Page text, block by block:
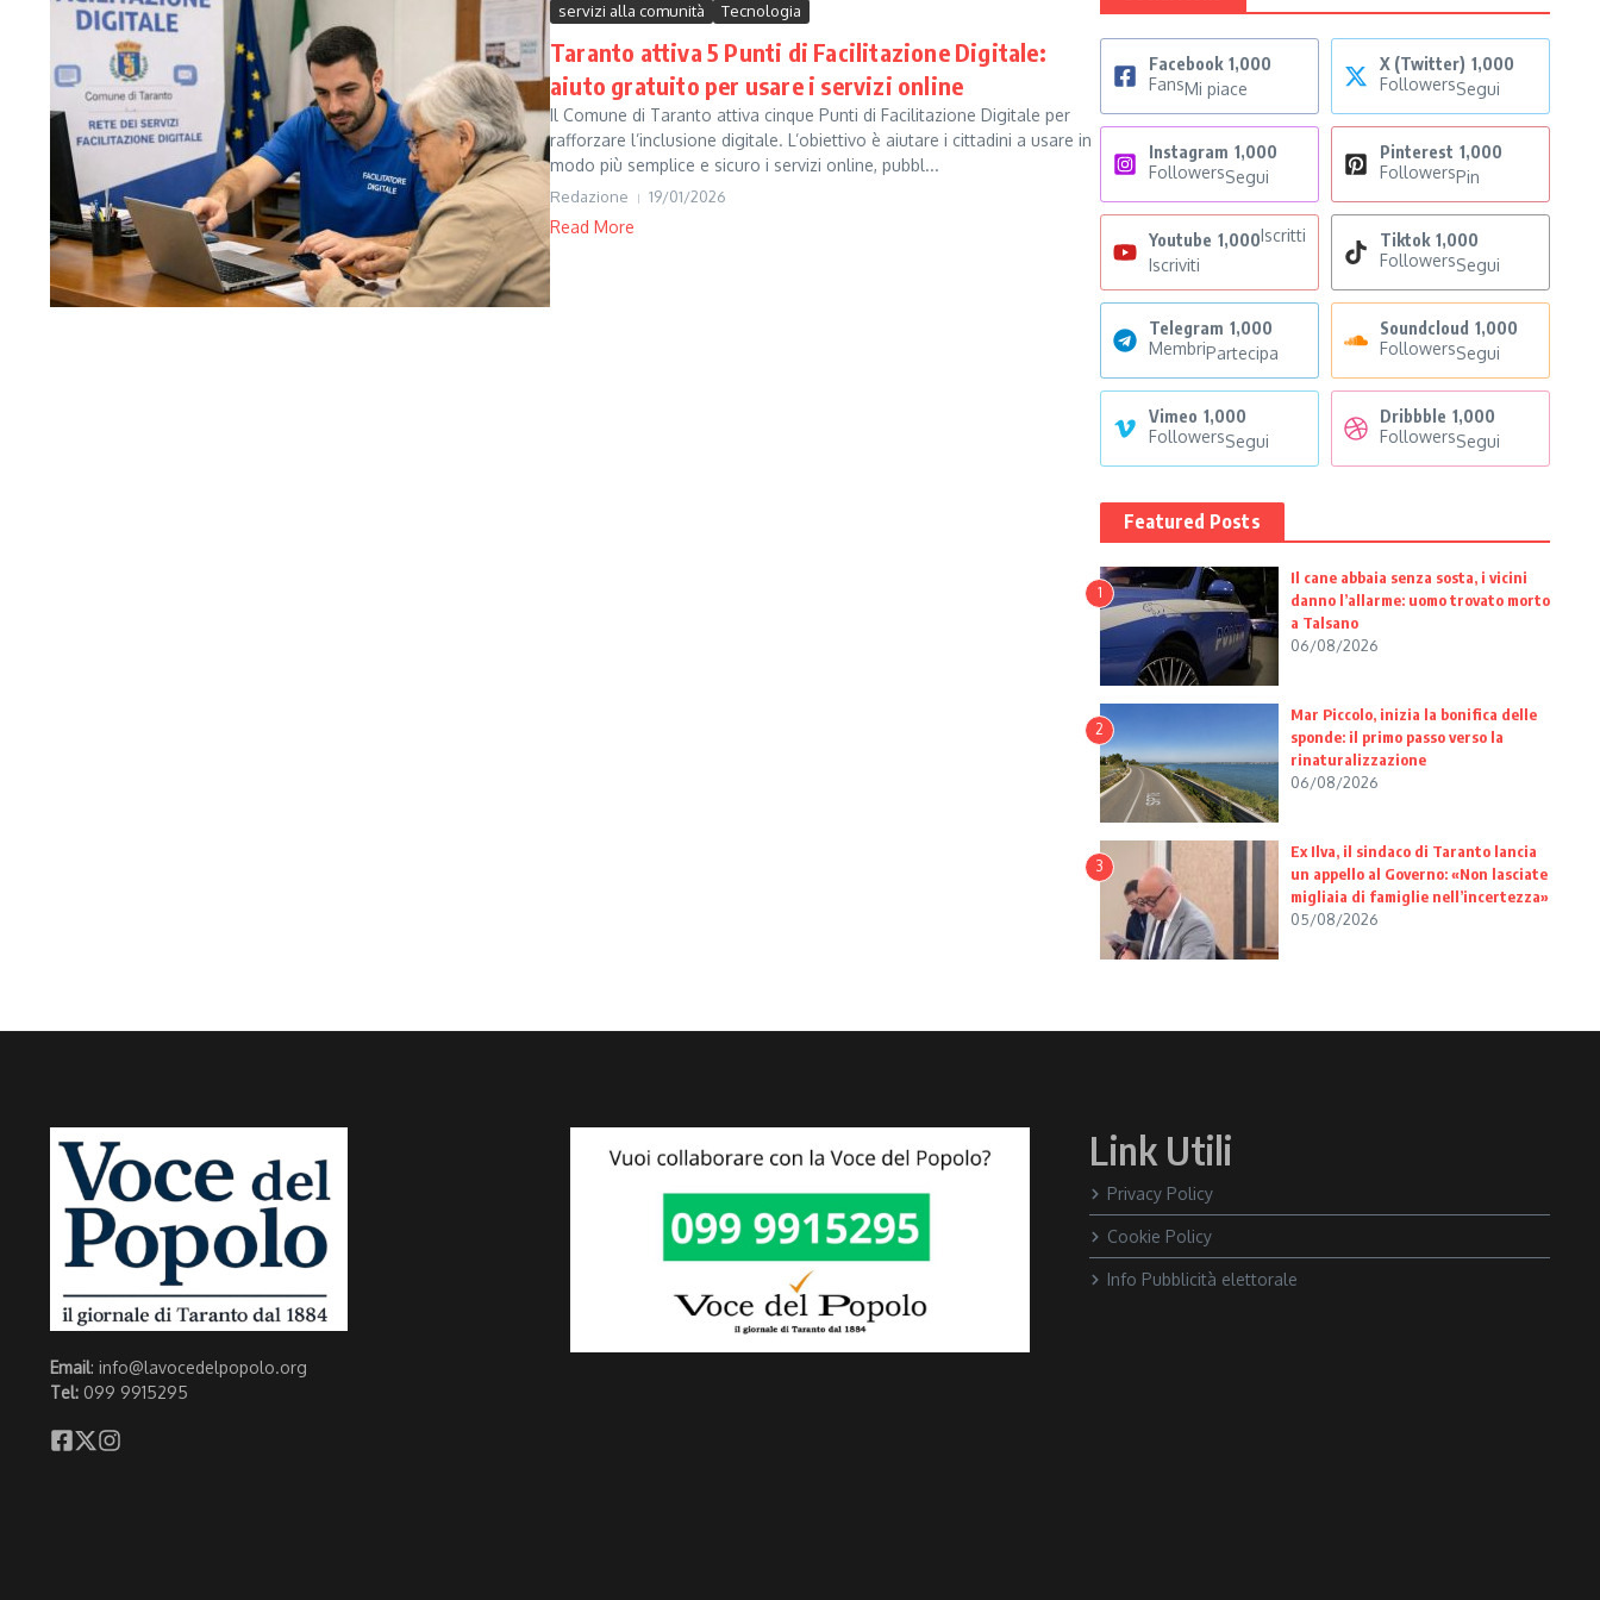
servizi alla comunità
Tecnologia
Taranto attiva 5 Punti di Facilitazione Digitale:
aiuto gratuito per usare i servizi online
Il Comune di Taranto attiva cinque Punti di Facilitazione Digitale per
rafforzare l’inclusione digitale. L’obiettivo è aiutare i cittadini a usare in
modo più semplice e sicuro i servizi online, pubbl...
Redazione 19/01/2026
Read More
Facebook 1,000
FansMi piace
X (Twitter) 1,000
FollowersSegui
Instagram 1,000
FollowersSegui
Pinterest 1,000
FollowersPin
Youtube 1,000Iscritti
Iscriviti
Tiktok 1,000
FollowersSegui
Telegram 1,000
MembriPartecipa
Soundcloud 1,000
FollowersSegui
Vimeo 1,000
FollowersSegui
Dribbble 1,000
FollowersSegui
Featured Posts
1
Il cane abbaia senza sosta, i vicini
danno l’allarme: uomo trovato morto
a Talsano
06/08/2026
2
Mar Piccolo, inizia la bonifica delle
sponde: il primo passo verso la
rinaturalizzazione
06/08/2026
3
Ex Ilva, il sindaco di Taranto lancia
un appello al Governo: «Non lasciate
migliaia di famiglie nell’incertezza»
05/08/2026
Email: info@lavocedelpopolo.org
Tel: 099 9915295
Link Utili
Privacy Policy
Cookie Policy
Info Pubblicità elettorale